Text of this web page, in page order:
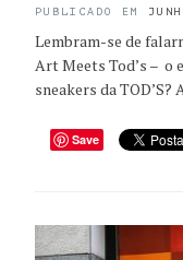
PUBLICADO EM
Lembram-se de
Art Meets Tod’s – o
sneakers da
Save